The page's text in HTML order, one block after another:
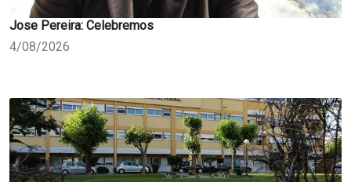
Jose Pereira: Celebremos
4/08/2026